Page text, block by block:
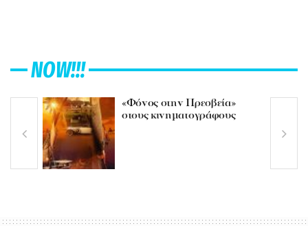
NOW!!!
«Φόνος στην Πρεσβεία»
στους κινηματογράφους